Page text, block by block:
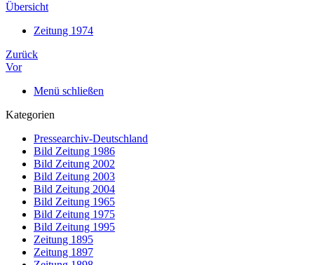
Übersicht
Zeitung 1974
Zurück
Vor
Menü schließen
Kategorien
Pressearchiv-Deutschland
Bild Zeitung 1986
Bild Zeitung 2002
Bild Zeitung 2003
Bild Zeitung 2004
Bild Zeitung 1965
Bild Zeitung 1975
Bild Zeitung 1995
Zeitung 1895
Zeitung 1897